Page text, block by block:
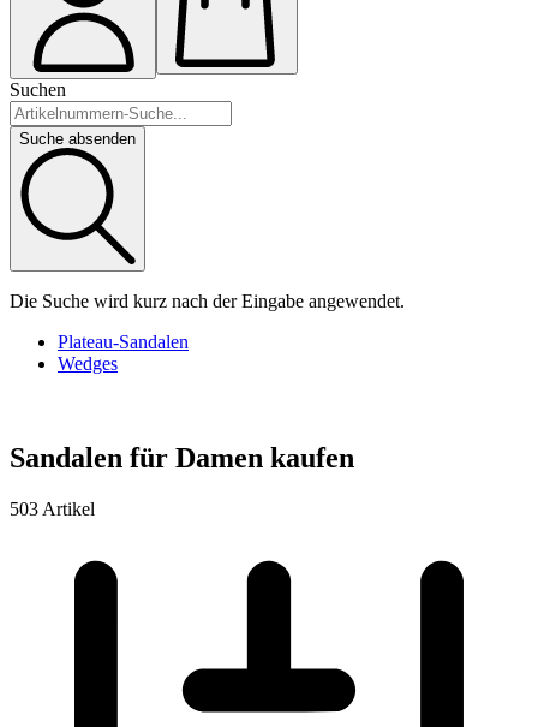
Suchen
Suche absenden
Die Suche wird kurz nach der Eingabe angewendet.
Plateau-Sandalen
Wedges
Sandalen für Damen kaufen
503 Artikel